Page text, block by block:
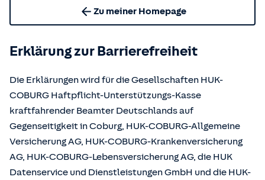
Zu meiner Homepage
Erklärung zur Barrierefreiheit
Die Erklärungen wird für die Gesellschaften HUK-
COBURG Haftpflicht-Unterstützungs-Kasse
kraftfahrender Beamter Deutschlands auf
Gegenseitigkeit in Coburg, HUK-COBURG-Allgemeine
Versicherung AG, HUK-COBURG-Krankenversicherung
AG, HUK-COBURG-Lebensversicherung AG, die HUK
Datenservice und Dienstleistungen GmbH und die HUK-